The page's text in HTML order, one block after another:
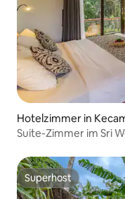
Hotelzimmer in
Suite-Zimmer im Sri
Superhost
Superhost